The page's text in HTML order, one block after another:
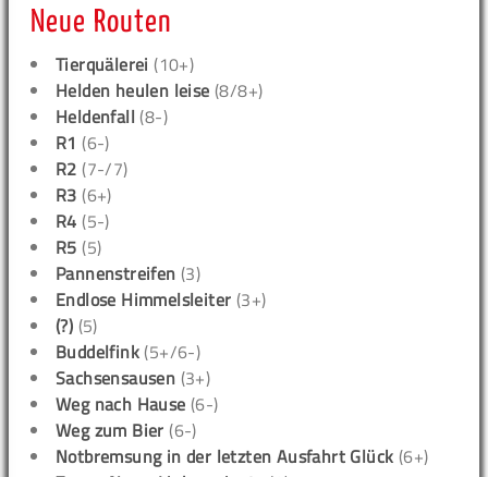
Neue Routen
Tierquälerei (10+)
Helden heulen leise (8/8+)
Heldenfall (8-)
R1 (6-)
R2 (7-/7)
R3 (6+)
R4 (5-)
R5 (5)
Pannenstreifen (3)
Endlose Himmelsleiter (3+)
(?) (5)
Buddelfink (5+/6-)
Sachsensausen (3+)
Weg nach Hause (6-)
Weg zum Bier (6-)
Notbremsung in der letzten Ausfahrt Glück (6+)